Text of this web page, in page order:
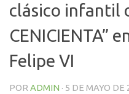
clásico infantil
CENICIENTA”
Felipe VI
POR ADMIN · 5 DE MAYO DE